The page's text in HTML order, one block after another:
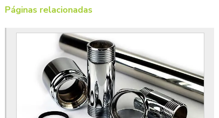
Empresa de pintura epóxi industrial
Fábrica de metalização a vácuo
Fornecedor de cromagem em peças plásticas
Fornecedor de pintura a pó
Fornecedor de pintura eletrostática
Fornecedor de pintura epóxi
Páginas relacionadas